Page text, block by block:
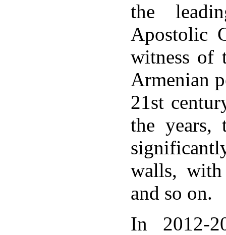
the
Apostolic
witness of
Armenian
21st
the years,
walls,
and so on.
In 2012-